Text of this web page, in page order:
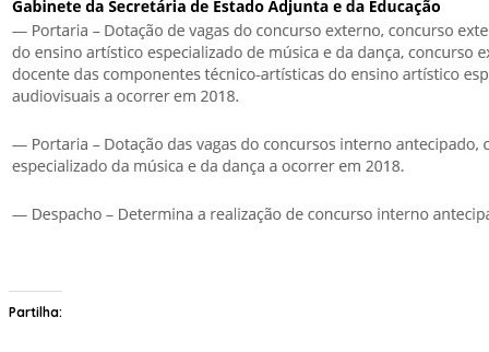
Partilha: